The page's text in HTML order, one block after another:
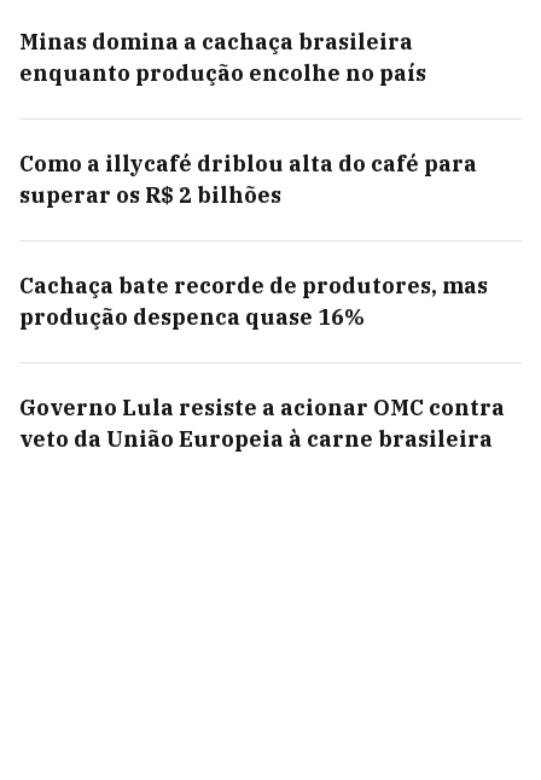
Minas domina a cachaça brasileira
enquanto produção encolhe no país
Como a illycafé driblou alta do café para
superar os R$ 2 bilhões
Cachaça bate recorde de produtores, mas
produção despenca quase 16%
Governo Lula resiste a acionar OMC contra
veto da União Europeia à carne brasileira